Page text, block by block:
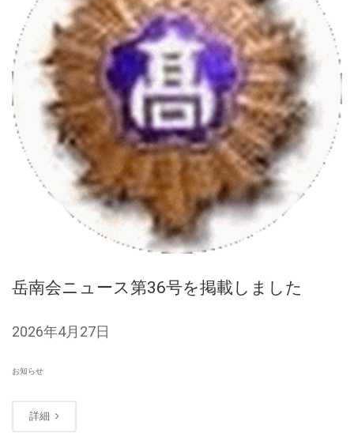
岳南会ニュース第36号を掲載しました
2026年4月27日
お知らせ
詳細